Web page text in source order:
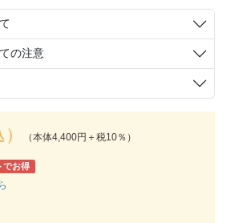
の注意
（本体4,400円＋税10％）
でお得